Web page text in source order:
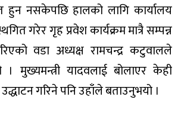
हुन नसकेपछि हालको लागि कार्यालय
गरेर गृह प्रवेश कार्यक्रम मात्रै सम्पन्न
वडा अध्यक्ष रामचन्द्र कटुवालले
। मुख्यमन्त्री यादवलाई बोलाएर केही
गरिने पनि उहाँले बताउनुभयो ।